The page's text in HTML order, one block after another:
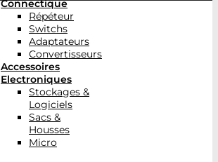
Connectique
Répéteur
Switchs
Adaptateurs
Convertisseurs
Accessoires
Electroniques
Stockages &
Logiciels
Sacs &
Housses
Micro